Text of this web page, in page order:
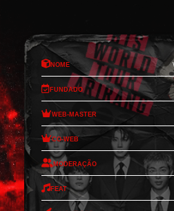
Nome
Fundado
Web-Master
Co-Web
Moderação
Feat